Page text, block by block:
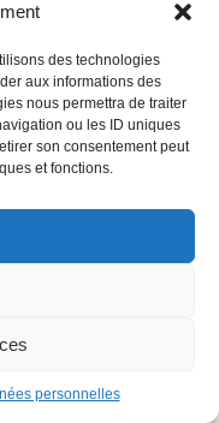
des technologies
aux informations des
nous permettra de traiter
ou les ID uniques
son consentement peut
et fonctions.
personnelles
2
end dans une
et sympathiques.
assistent,